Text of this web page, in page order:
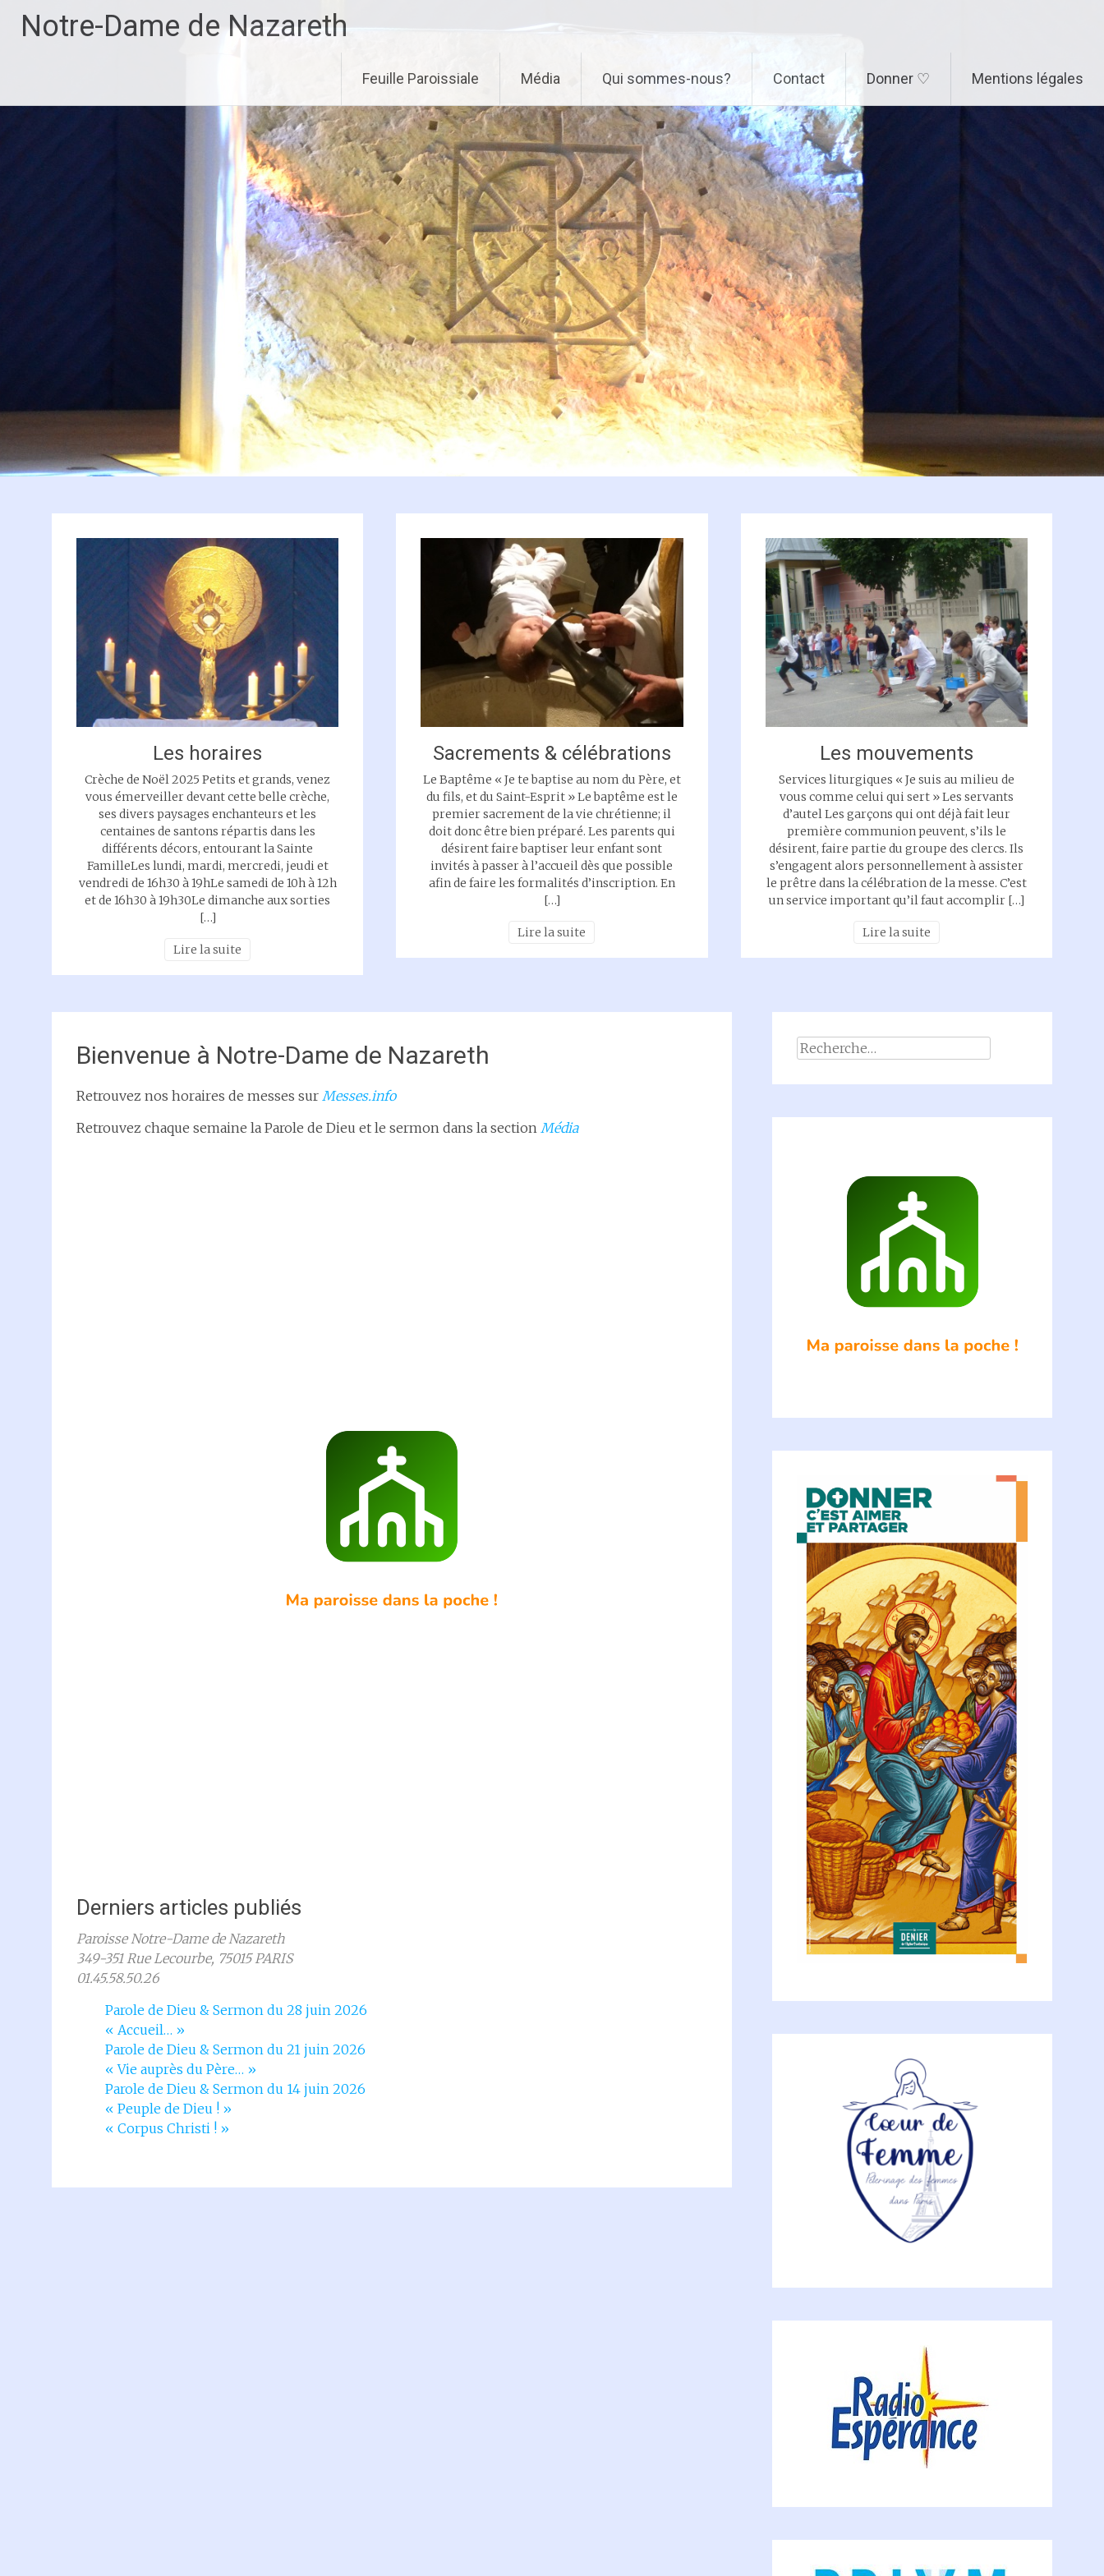
Notre-Dame de Nazareth
Feuille Paroissiale Média Qui sommes-nous? Contact Donner ♡ Mentions légales
Les horaires
Crèche de Noël 2025 Petits et grands, venez
vous émerveiller devant cette belle crèche,
ses divers paysages enchanteurs et les
centaines de santons répartis dans les
différents décors, entourant la Sainte
FamilleLes lundi, mardi, mercredi, jeudi et
vendredi de 16h30 à 19hLe samedi de 10h à 12h
et de 16h30 à 19h30Le dimanche aux sorties
[…]
Lire la suite
Sacrements & célébrations
Le Baptême « Je te baptise au nom du Père, et
du fils, et du Saint-Esprit » Le baptême est le
premier sacrement de la vie chrétienne; il
doit donc être bien préparé. Les parents qui
désirent faire baptiser leur enfant sont
invités à passer à l’accueil dès que possible
afin de faire les formalités d’inscription. En
[…]
Lire la suite
Les mouvements
Services liturgiques « Je suis au milieu de
vous comme celui qui sert » Les servants
d’autel Les garçons qui ont déjà fait leur
première communion peuvent, s’ils le
désirent, faire partie du groupe des clercs. Ils
s’engagent alors personnellement à assister
le prêtre dans la célébration de la messe. C’est
un service important qu’il faut accomplir […]
Lire la suite
Bienvenue à Notre-Dame de Nazareth
Retrouvez nos horaires de messes sur Messes.info
Retrouvez chaque semaine la Parole de Dieu et le sermon dans la section Média
Derniers articles publiés
Paroisse Notre-Dame de Nazareth
349-351 Rue Lecourbe, 75015 PARIS
01.45.58.50.26
Parole de Dieu & Sermon du 28 juin 2026
« Accueil… »
Parole de Dieu & Sermon du 21 juin 2026
« Vie auprès du Père… »
Parole de Dieu & Sermon du 14 juin 2026
« Peuple de Dieu ! »
« Corpus Christi ! »
Rechercher :